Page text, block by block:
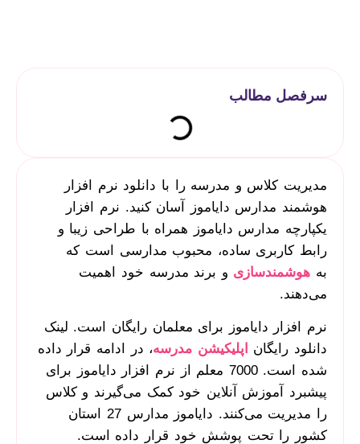
سرفصل مطالب
مدیریت کلاس و مدرسه را با دانلود نرم افزار
هوشمند مدارس دایاموز آسان کنید. نرم افزار
یکپارچه مدارس دایاموز همراه با طراحی زیبا و
رابط کاربری ساده، محبوب مدارسی است که
به هوشمندسازی و برند مدرسه خود اهمیت
می‌دهند.
نرم افزار دایاموز برای معلمان رایگان است. لینک
دانلود رایگان
اپلیکیشن مدرسه، در ادامه قرار داده
شده است. 7000 معلم از نرم افزار دایاموز برای
پیشبرد آموزش آنلاین خود کمک می‌گیرند و کلاس
را مدیریت می‌کنند. دایاموز مدارس 27 استان
کشور را تحت پوشش خود قرار داده است.